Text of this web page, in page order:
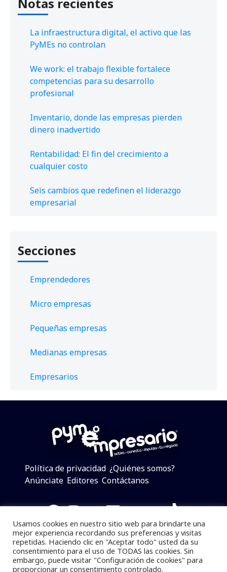
La infraestructura digital, el activo que las
PyMEs no controlan
We work: el trabajo flexible fortalece
competencias para su desarrollo
profesional
Inventario, donde las empresas pierden
dinero inadvertido
Rentabilidad: El fin del crecimiento a
cualquier costo
Seis cambios que redefinen el liderazgo
empresarial
Secciones
Emprendedores
Micro empresas
Pequeñas empresas
Medianas empresas
Empresarios
Política de privacidad ¿Quiénes somos?
Anúnciate Editores Contáctanos
Facebook
Instagram
Twitter
LinkedIn
Telegram
YouTube
TikTok
Pymempresario © 2025 Todos los derechos reservados.
Usamos cookies en nuestro sitio web para brindarte una
mejor experiencia recordando sus preferencias y visitas
repetidas. Haciendo clic en "Aceptar todo" usted da su
consentimiento para el uso de TODAS las cookies. Sin
embargo, puede visitar "Configuración de cookies" para
proporcionar un consentimiento controlado.